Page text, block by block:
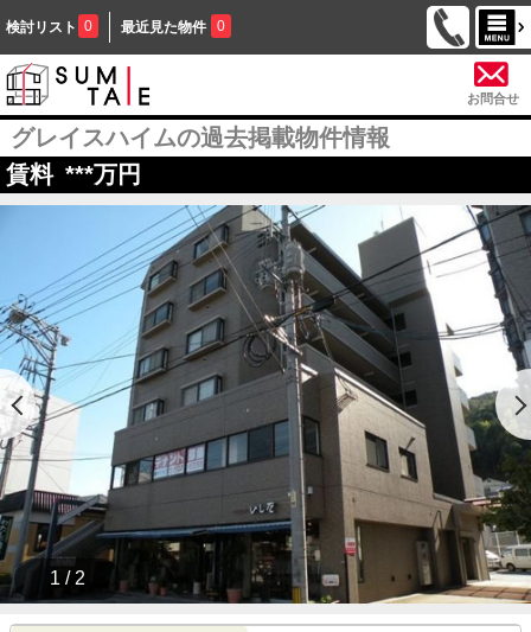
検討リスト 0 最近見た物件 0
お問合せ
グレイスハイムの過去掲載物件情報
賃料 ***万円
1 / 2